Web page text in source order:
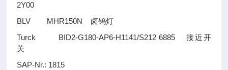
2Y00
BLV MHR150N 卤钨灯
Turck BID2-G180-AP6-H1141/S212 6885接近开
关
SAP-Nr.: 1815